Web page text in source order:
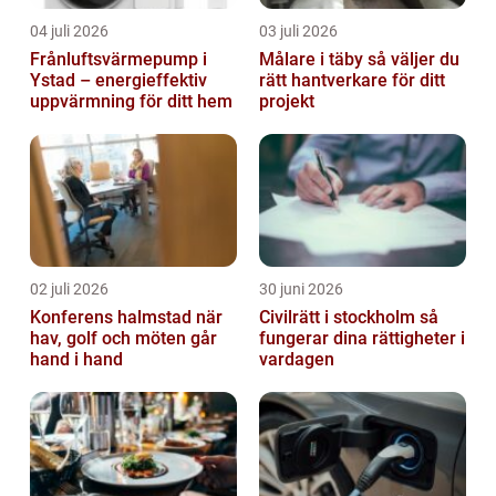
04 juli 2026
Frånluftsvärmepump i
Ystad – energieffektiv
uppvärmning för ditt hem
03 juli 2026
Målare i täby så väljer du
rätt hantverkare för ditt
projekt
02 juli 2026
Konferens halmstad när
hav, golf och möten går
hand i hand
30 juni 2026
Civilrätt i stockholm så
fungerar dina rättigheter i
vardagen